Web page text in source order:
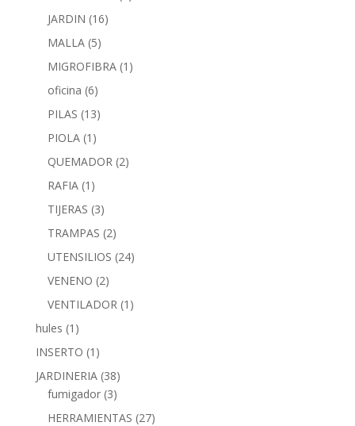
JARDIN (16)
MALLA (5)
MIGROFIBRA (1)
oficina (6)
PILAS (13)
PIOLA (1)
QUEMADOR (2)
RAFIA (1)
TIJERAS (3)
TRAMPAS (2)
UTENSILIOS (24)
VENENO (2)
VENTILADOR (1)
hules (1)
INSERTO (1)
JARDINERIA (38)
fumigador (3)
HERRAMIENTAS (27)